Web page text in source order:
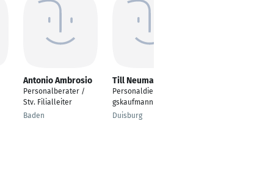
Antonio Ambrosio
Personalberater /
Stv. Filialleiter
Baden
Till Neumann
Personaldienstleistun
gskaufmann
Duisburg